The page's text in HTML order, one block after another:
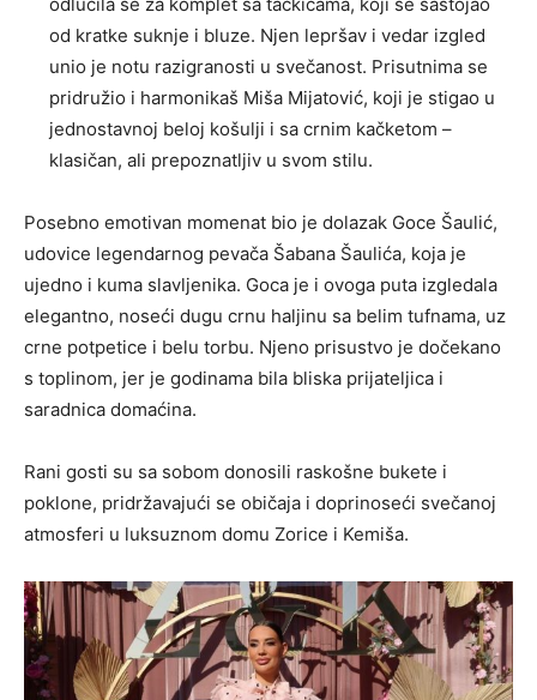
odlučila se za komplet sa tačkicama, koji se sastojao
od kratke suknje i bluze. Njen lepršav i vedar izgled
unio je notu razigranosti u svečanost. Prisutnima se
pridružio i harmonikaš Miša Mijatović, koji je stigao u
jednostavnoj beloj košulji i sa crnim kačketom –
klasičan, ali prepoznatljiv u svom stilu.
Posebno emotivan momenat bio je dolazak Goce Šaulić,
udovice legendarnog pevača Šabana Šaulića, koja je
ujedno i kuma slavljenika. Goca je i ovoga puta izgledala
elegantno, noseći dugu crnu haljinu sa belim tufnama, uz
crne potpetice i belu torbu. Njeno prisustvo je dočekano
s toplinom, jer je godinama bila bliska prijateljica i
saradnica domaćina.
Rani gosti su sa sobom donosili raskošne bukete i
poklone, pridržavajući se običaja i doprinoseći svečanoj
atmosferi u luksuznom domu Zorice i Kemiša.